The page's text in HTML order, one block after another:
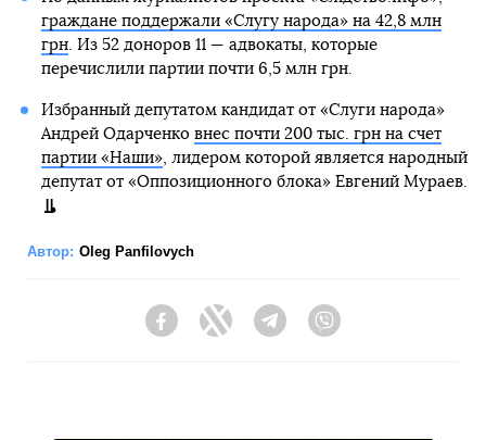
граждане поддержали «Слугу народа» на 42,8 млн
грн. Из 52 доноров 11 — адвокаты, которые
перечислили партии почти 6,5 млн грн.
Избранный депутатом кандидат от «Слуги народа»
Андрей Одарченко внес почти 200 тыс. грн на счет
партии «Наши», лидером которой является народный
депутат от «Оппозиционного блока» Евгений Мураев.
Автор: Oleg Panfilovych
FacebookTwitter Telegram